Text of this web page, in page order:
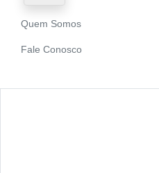
Quem Somos
Fale Conosco